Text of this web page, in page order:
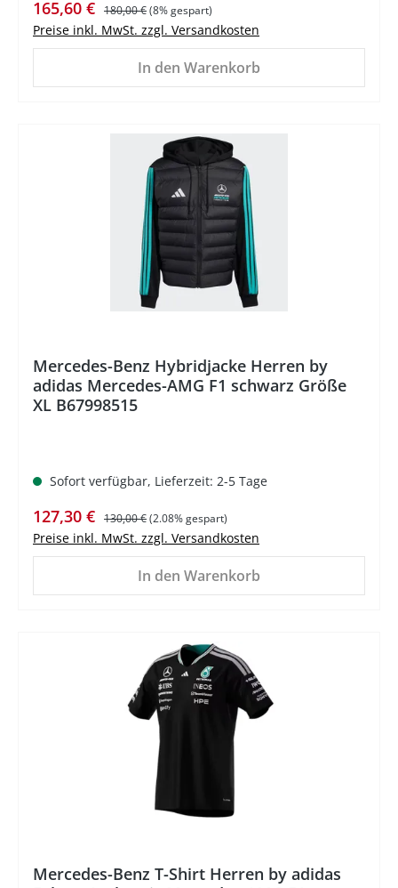
Verkaufspreis:
165,60 € Regulärer Preis:
180,00 €(8% gespart)
Preise inkl. MwSt. zzgl. Versandkosten
In den Warenkorb
Mercedes-Benz Hybridjacke Herren by
adidas Mercedes-AMG F1 schwarz Größe
XL B67998515
Sofort verfügbar, Lieferzeit: 2-5 Tage
Verkaufspreis:
127,30 € Regulärer Preis:
130,00 €(2.08% gespart)
Preise inkl. MwSt. zzgl. Versandkosten
In den Warenkorb
Mercedes-Benz T-Shirt Herren by adidas